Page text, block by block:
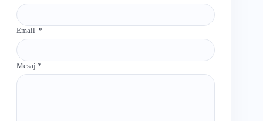
Email *
Mesaj *